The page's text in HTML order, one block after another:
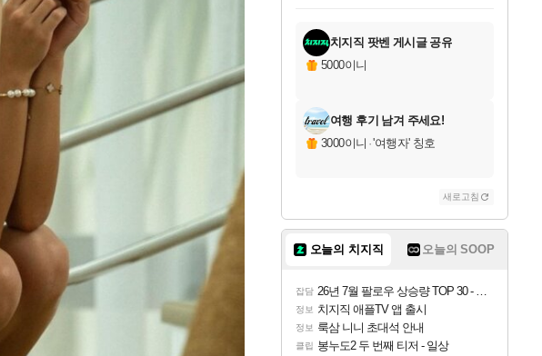
교환.
당첨되셨습니다.
당첨되셨습니다.
당첨되셨습니다.
당첨되셨습니다.
당첨되셨습니다.
당첨되셨습니다.
에디션 (스팀코드)를 교환.
당첨되셨습니다.
치지직 팟벤 게시글 공유
5000이니
여행 후기 남겨 주세요!
3000이니 ·'여행자' 칭호
새로고침
오늘의 치지직 오늘의 SOOP
잡담 26년 7월 팔로우 상승량 TOP 30 - 월간 치지직
정보 치지직 애플TV 앱 출시
정보 룩삼 니니 초대석 안내
클립 봉누도2 두 번째 티저 - 일상